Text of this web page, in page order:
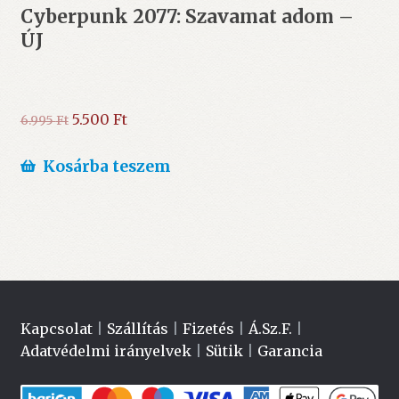
Cyberpunk 2077: Szavamat adom –
ÚJ
6.995Ft Original
was:
5.500 FtCurrent
is:
Kosárba teszem
Kapcsolat| Szállítás Fizetés Á.Sz.F.
Adatvédelmi irányelvek| Sütik| Garancia